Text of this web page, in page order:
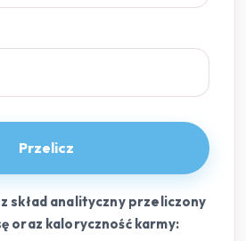
Przelicz
skład analityczny przeliczony
oraz kaloryczność karmy: